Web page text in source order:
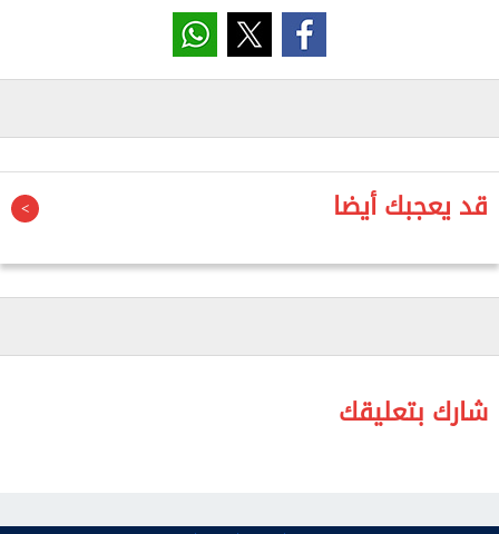
على ضوء البدء في تمويل أعمال تطوير مشروع رأس
الحكمة بنحو 15 مليار دولار من جانب الإمارات.
وتصدرت الدول العربية صافي تدفقات الاستثمار الأجنبي
نفس الفترة من السنة المالية السابقة.
قد يعجبك أيضا
شارك بتعليقك